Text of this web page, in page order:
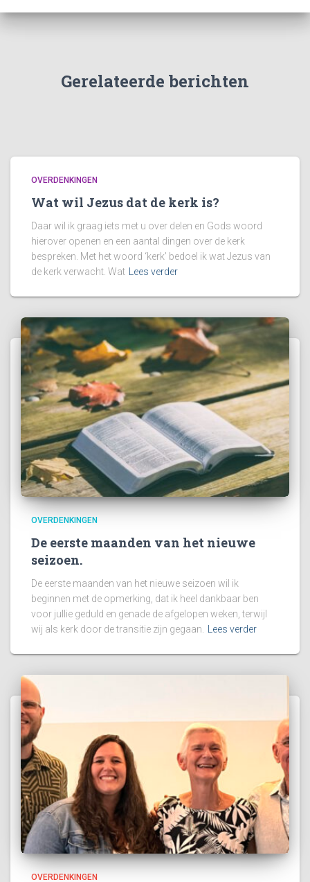
Gerelateerde berichten
OVERDENKINGEN
Wat wil Jezus dat de kerk is?
Daar wil ik graag iets met u over delen en Gods woord
hierover openen en een aantal dingen over de kerk
bespreken. Met het woord ‘kerk’ bedoel ik wat Jezus van
de kerk verwacht. Wat
Lees verder
OVERDENKINGEN
De eerste maanden van het nieuwe
seizoen.
De eerste maanden van het nieuwe seizoen wil ik
beginnen met de opmerking, dat ik heel dankbaar ben
voor jullie geduld en genade de afgelopen weken, terwijl
wij als kerk door de transitie zijn gegaan.
Lees verder
OVERDENKINGEN